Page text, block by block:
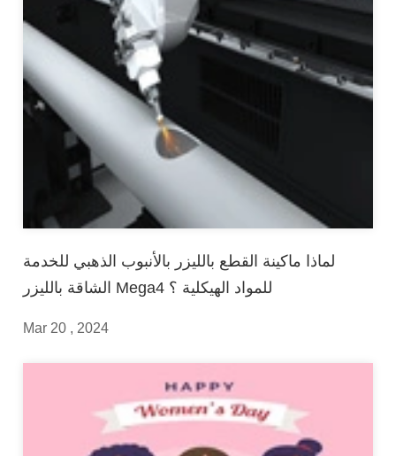
لماذا ماكينة القطع بالليزر بالأنبوب الذهبي للخدمة
الشاقة بالليزر Mega4 للمواد الهيكلية ؟
Mar 20 , 2024